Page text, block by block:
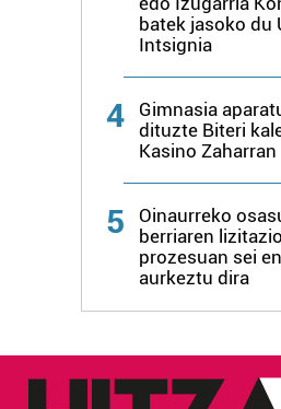
batek jasoko du
Intsignia
4
Gimnasia
dituzte Biteri
Kasino Zaharran
5
Oinaurreko
berriaren lizitazio
prozesuan sei
aurkeztu dira